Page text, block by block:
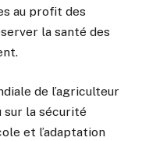
au profit des
la santé des
de l’agriculteur
sur la sécurité
et l’adaptation